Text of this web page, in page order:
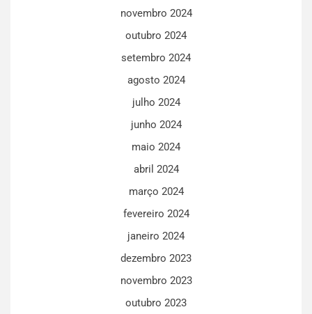
novembro 2024
outubro 2024
setembro 2024
agosto 2024
julho 2024
junho 2024
maio 2024
abril 2024
março 2024
fevereiro 2024
janeiro 2024
dezembro 2023
novembro 2023
outubro 2023